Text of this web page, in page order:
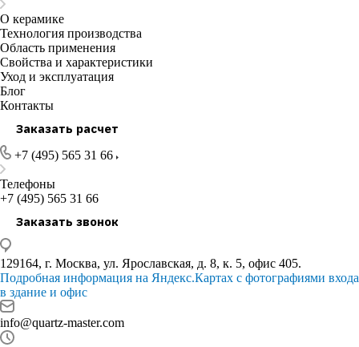
О керамике
Технология производства
Область применения
Свойства и характеристики
Уход и эксплуатация
Блог
Контакты
Заказать расчет
+7 (495) 565 31 66
Телефоны
+7 (495) 565 31 66
Заказать звонок
129164, г. Москва, ул. Ярославская, д. 8, к. 5, офис 405.
Подробная информация на Яндекс.Картах с фотографиями входа
в здание и офис
info@quartz-master.com